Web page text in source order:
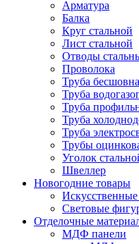
Арматура
Балка
Круг стальной
Лист стальной
Отводы
Проволока
Труба
Труба
Труба
Труба
Труба
Трубы
Уголок
Швеллер
Новогодние товары
Искусственные
Световые
Отделочные
МДФ панели